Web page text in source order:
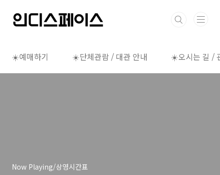
☀️예매하기 ☀️단체관람 / 대관 안내 ☀️오시는 길 /
Now Playing/상영시간표